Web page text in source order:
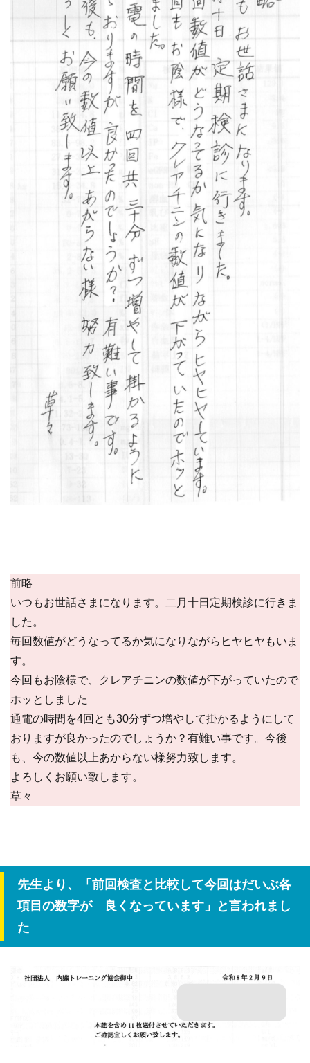
前略
いつもお世話さまになります。二月十日定期検診に行きま
した。
毎回数値がどうなってるか気になりながらヒヤヒヤもいま
す。
今回もお陰様で、クレアチニンの数値が下がっていたので
ホッとしました
通電の時間を4回とも30分ずつ増やして掛かるようにして
おりますが良かったのでしょうか？有難い事です。今後
も、今の数値以上あからない様努力致します。
よろしくお願い致します。
草々
先生より、「前回検査と比較して今回はだいぶ各
項目の数字が 良くなっています」と言われまし
た